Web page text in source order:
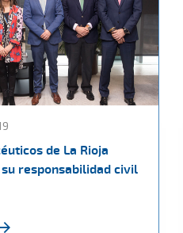
de La Rioja
responsabilidad civil